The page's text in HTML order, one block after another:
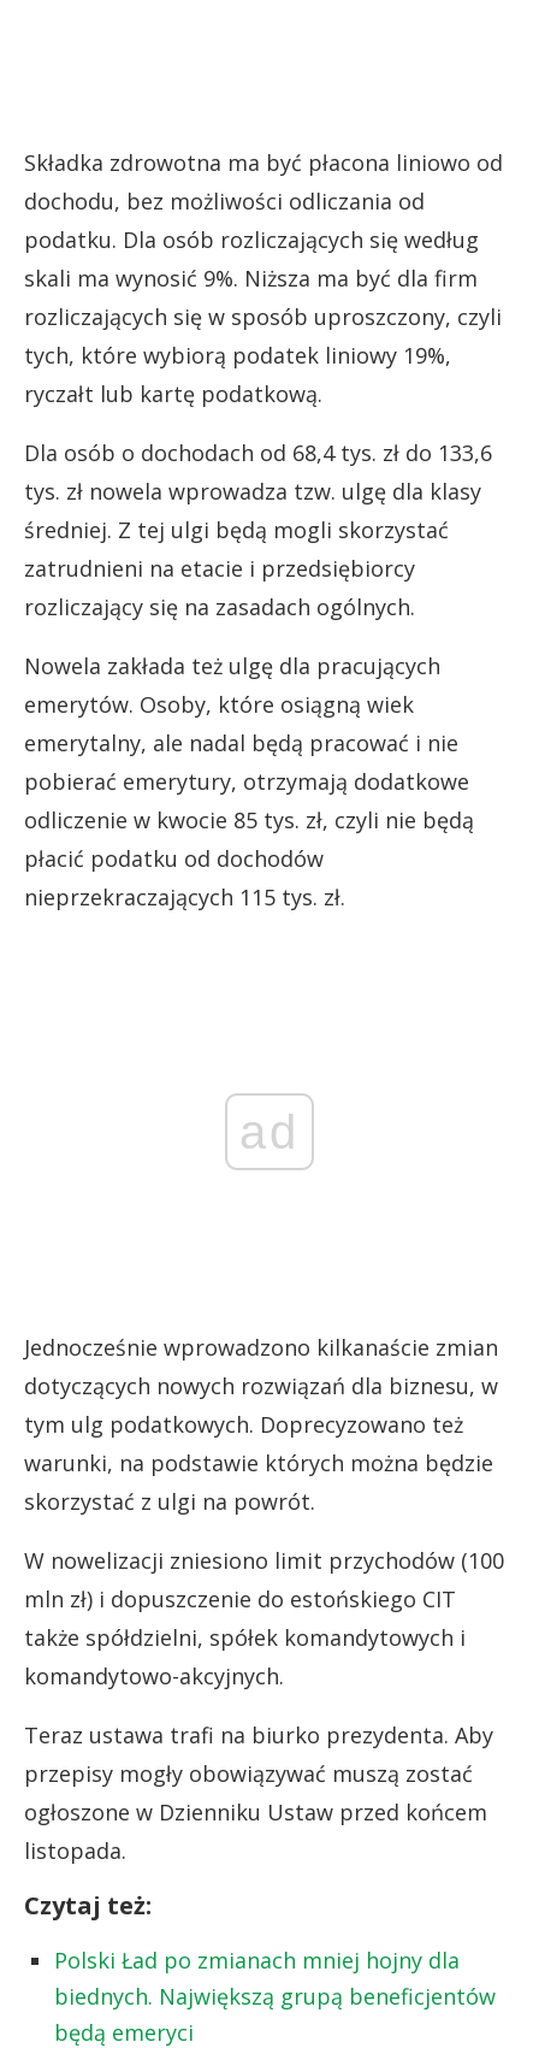
Składka zdrowotna ma być płacona liniowo od
dochodu, bez możliwości odliczania od
podatku. Dla osób rozliczających się według
skali ma wynosić 9%. Niższa ma być dla firm
rozliczających się w sposób uproszczony, czyli
tych, które wybiorą podatek liniowy 19%,
ryczałt lub kartę podatkową.
Dla osób o dochodach od 68,4 tys. zł do 133,6
tys. zł nowela wprowadza tzw. ulgę dla klasy
średniej. Z tej ulgi będą mogli skorzystać
zatrudnieni na etacie i przedsiębiorcy
rozliczający się na zasadach ogólnych.
Nowela zakłada też ulgę dla pracujących
emerytów. Osoby, które osiągną wiek
emerytalny, ale nadal będą pracować i nie
pobierać emerytury, otrzymają dodatkowe
odliczenie w kwocie 85 tys. zł, czyli nie będą
płacić podatku od dochodów
nieprzekraczających 115 tys. zł.
ad
Jednocześnie wprowadzono kilkanaście zmian
dotyczących nowych rozwiązań dla biznesu, w
tym ulg podatkowych. Doprecyzowano też
warunki, na podstawie których można będzie
skorzystać z ulgi na powrót.
W nowelizacji zniesiono limit przychodów (100
mln zł) i dopuszczenie do estońskiego CIT
także spółdzielni, spółek komandytowych i
komandytowo-akcyjnych.
Teraz ustawa trafi na biurko prezydenta. Aby
przepisy mogły obowiązywać muszą zostać
ogłoszone w Dzienniku Ustaw przed końcem
listopada.
Czytaj też:
Polski Ład po zmianach mniej hojny dla
biednych. Największą grupą beneficjentów
będą emeryci